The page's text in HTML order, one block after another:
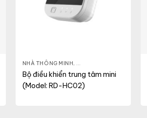
NHÀ THÔNG MINH, THIẾT BỊ TRUNG TÂM
Bộ điều khiển trung tâm mini
(Model: RD-HC02)